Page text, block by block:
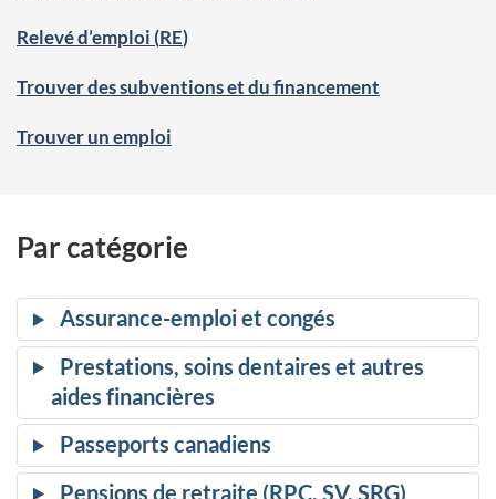
Relevé d’emploi (RE)
Trouver des subventions et du financement
Trouver un emploi
Par catégorie
Assurance-emploi et congés
Prestations, soins dentaires et autres
aides financières
Passeports canadiens
Pensions de retraite (RPC,SV,SRG)